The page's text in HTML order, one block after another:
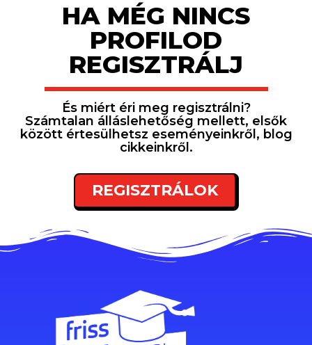
HA MÉG NINCS
PROFILOD
REGISZTRÁLJ
És miért éri meg regisztrálni?
Számtalan álláslehetőség mellett, elsők
között értesülhetsz eseményeinkről, blog
cikkeinkről.
REGISZTRÁLOK